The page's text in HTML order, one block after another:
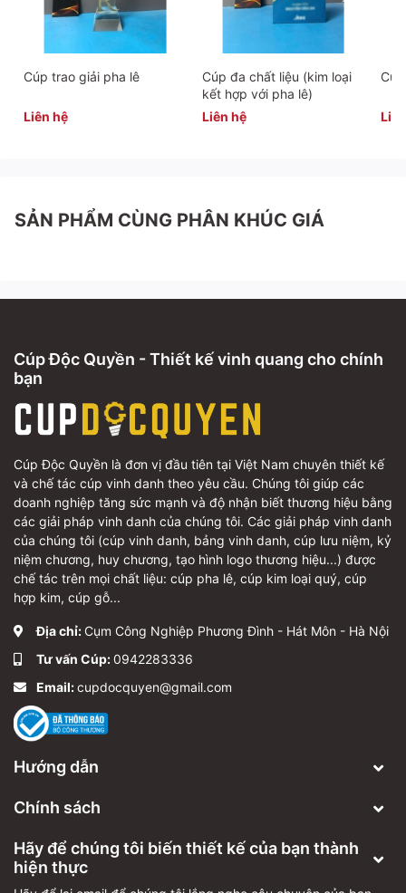
Cúp trao giải pha lê
Liên hệ
Cúp đa chất liệu (kim loại
kết hợp với pha lê)
Liên hệ
SẢN PHẨM CÙNG PHÂN KHÚC GIÁ
Cúp Độc Quyền - Thiết kế vinh quang cho chính
bạn
Cúp Độc Quyền là đơn vị đầu tiên tại Việt Nam chuyên thiết kế
và chế tác cúp vinh danh theo yêu cầu. Chúng tôi giúp các
doanh nghiệp tăng sức mạnh và độ nhận biết thương hiệu bằng
các giải pháp vinh danh của chúng tôi. Các giải pháp vinh danh
của chúng tôi (cúp vinh danh, bảng vinh danh, cúp lưu niệm, kỷ
niệm chương, huy chương, tạo hình logo thương hiệu...) được
chế tác trên mọi chất liệu: cúp pha lê, cúp kim loại quý, cúp
hợp kim, cúp gỗ...
Địa chỉ: Cụm Công Nghiệp Phương Đình - Hát Môn - Hà Nội
Tư vấn Cúp:0942283336
Email:cupdocquyen@gmail.com
Hướng dẫn
Chính sách
Hãy để chúng tôi biến thiết kế của bạn thành
hiện thực